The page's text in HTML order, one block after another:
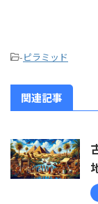
-ピラミッド
関連記事